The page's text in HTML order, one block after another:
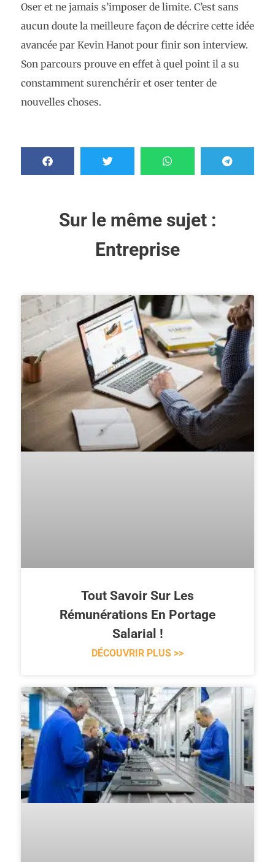
Oser et ne jamais s’imposer de limite. C’est sans
aucun doute la meilleure façon de décrire cette idée
avancée par Kevin Hanot pour finir son interview.
Son parcours prouve en effet à quel point il a su
constamment surenchérir et oser tenter de
nouvelles choses.
Sur le même sujet :
Entreprise
Tout Savoir Sur Les
Rémunérations En Portage
Salarial !
DÉCOUVRIR PLUS >>